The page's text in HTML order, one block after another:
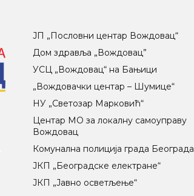
ЈП „Пословни центар Вождовац“
Дом здравља „Вождовац”
УСЦ „Вождовац“ на Бањици
„Вождовачки центар – Шумице“
НУ „Светозар Марковић“
Центар МO за локалну самоуправу
Вождовац
Комунална полиција града Београда
ЈКП „Београдске електране“
ЈКП „Јавно осветљење“